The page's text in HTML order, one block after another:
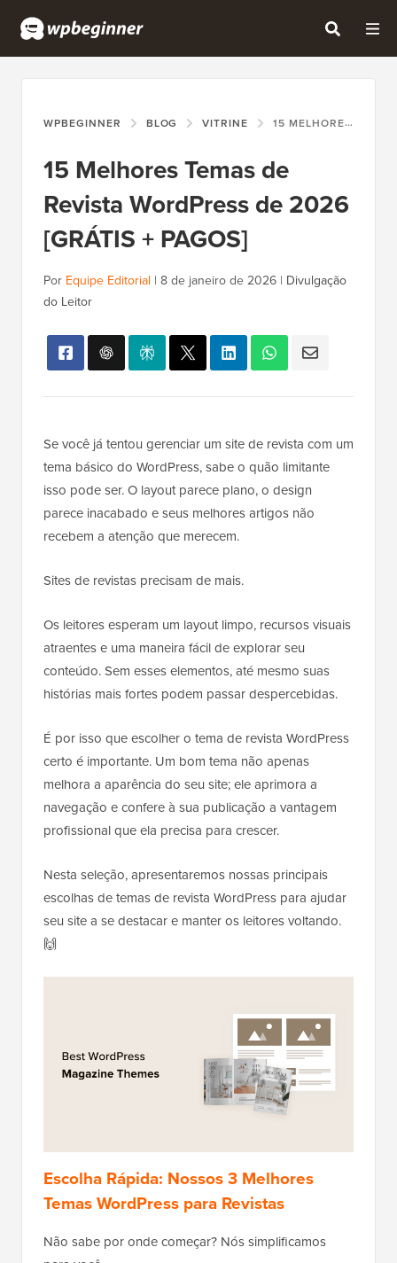
WPBEGINNER BLOG VITRINE 15 MELHORES TEMAS DE REVISTA WORDPRESS DE 2026 [GRÁTIS + PAGOS]
15 Melhores Temas de
Revista WordPress de 2026
[GRÁTIS + PAGOS]
Por Equipe Editorial | 8 de janeiro de 2026 | Divulgação
do Leitor
Se você já tentou gerenciar um site de revista com um
tema básico do WordPress, sabe o quão limitante
isso pode ser. O layout parece plano, o design
parece inacabado e seus melhores artigos não
recebem a atenção que merecem.
Sites de revistas precisam de mais.
Os leitores esperam um layout limpo, recursos visuais
atraentes e uma maneira fácil de explorar seu
conteúdo. Sem esses elementos, até mesmo suas
histórias mais fortes podem passar despercebidas.
É por isso que escolher o tema de revista WordPress
certo é importante. Um bom tema não apenas
melhora a aparência do seu site; ele aprimora a
navegação e confere à sua publicação a vantagem
profissional que ela precisa para crescer.
Nesta seleção, apresentaremos nossas principais
escolhas de temas de revista WordPress para ajudar
seu site a se destacar e manter os leitores voltando.
🙌
Escolha Rápida: Nossos 3 Melhores
Temas WordPress para Revistas
Não sabe por onde começar? Nós simplificamos